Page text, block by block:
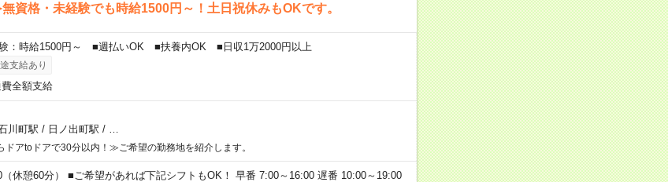
資格・未経験でも時給1500円～！土日祝休みもOKです。
：時給1500円～ ■週払いOK ■扶養内OK ■日収1万2000円以上
支給あり
全額支給
川町駅 / 日ノ出町駅 /
アtoドアで30分以内！≫ご希望の勤務地を紹介します。
休憩60分） ■ご希望があれば下記シフトもOK！ 早番 7:00～16:00 遅番 10:00～19:00